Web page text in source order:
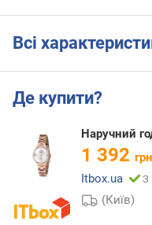
Всі
Де купити?
Наручний
1 392
Itbox.ua
З
(Київ)